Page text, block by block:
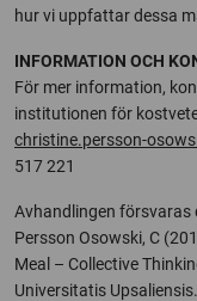
hur vi uppfattar dessa
INFORMATION OCH
För mer information,
institutionen för
christine.persson-
517 221
Avhandlingen försvaras
Persson Osowski, C
Meal – Collective
Universitatis Upsaliensis.